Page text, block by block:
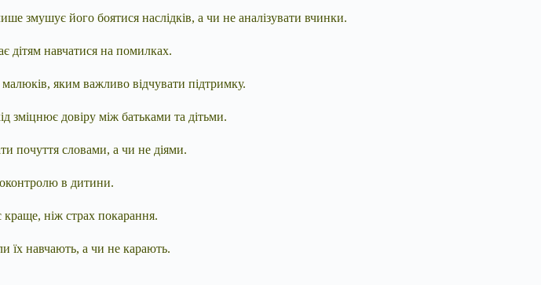
змушує його боятися наслідків, а чи не аналізувати вчинки.
дітям навчатися на помилках.
малюків, яким важливо відчувати підтримку.
зміцнює довіру між батьками та дітьми.
почуття словами, а чи не діями.
в дитини.
краще, ніж страх покарання.
їх навчають, а чи не карають.